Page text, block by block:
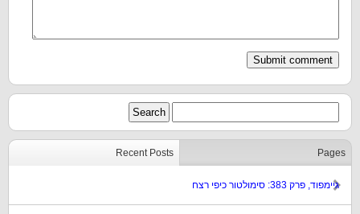
Recent Posts Pages
גיימפוד, פרק 383: סימולטור כיפי רצח